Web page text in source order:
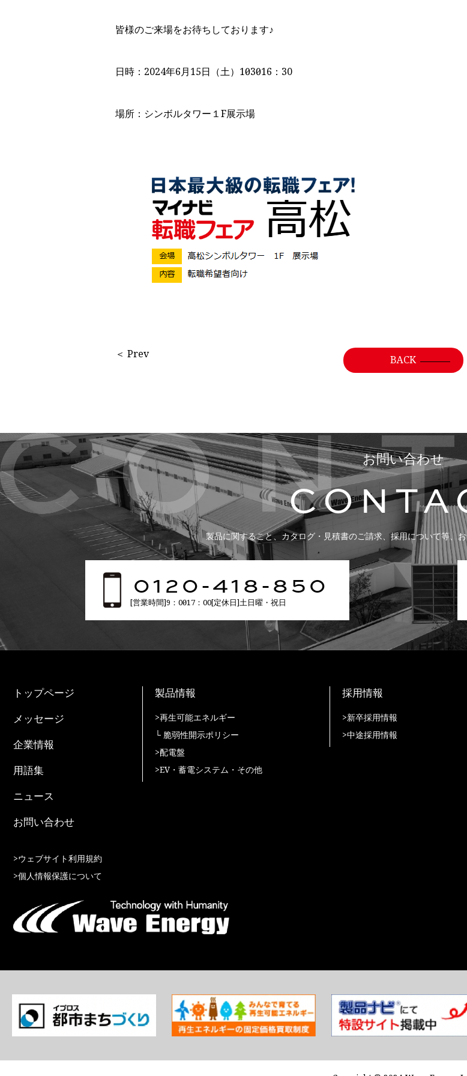
皆様のご来場をお待ちしております♪
日時：2024年6月15日（土）10：30～16：30
場所：シンボルタワー１F展示場
＜ Prev BACK
お問い合わせ
製品に関すること、カタログ・見積書のご請求、採用について等、
0120-418-850
[営業時間]9：00〜17：00[定休日]土日曜・祝日
トップページ
メッセージ
企業情報
用語集
ニュース
お問い合わせ
製品情報
>再生可能エネルギー
└ 脆弱性開示ポリシー
>配電盤
>EV・蓄電システム・その他
採用情報
>新卒採用情報
>中途採用情報
>ウェブサイト利用規約
>個人情報保護について